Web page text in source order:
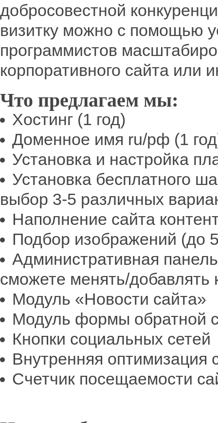
добросовестной
визитку можно с помощью
программистов
корпоративного сайта или
Что предлагаем мы:
Хостинг (1 год)
Доменное имя ru/рф (1
Установка и настройка
Установка бесплатного
выбор 3-5 различных
Наполнение сайта
Подбор изображений (до
Административная
сможете менять/добавлять
Модуль «Новости сайта»
Модуль формы обратной
Кнопки социальных сетей
Внутренняя оптимизация
Счетчик посещаемости